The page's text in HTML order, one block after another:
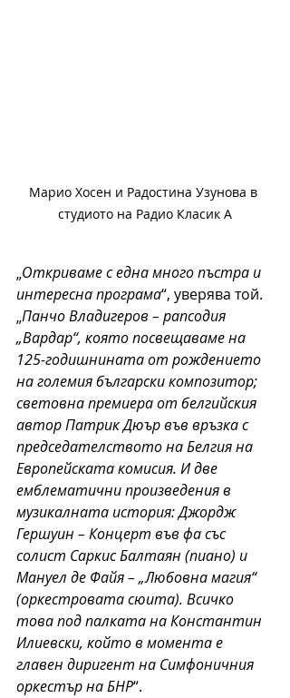
Марио Хосен и Радостина Узунова в
студиото на Радио Класик А
„Откриваме с една много пъстра и
интересна програма“, уверява той.
„Панчо Владигеров – рапсодия
„Вардар“, която посвещаваме на
125-годишнината от рождението
на големия български композитор;
световна премиера от белгийския
автор Патрик Дюър във връзка с
председателството на Белгия на
Европейската комисия. И две
емблематични произведения в
музикалната история: Джордж
Гершуин – Концерт във фа със
солист Саркис Балтаян (пиано) и
Мануел де Файя – „Любовна магия“
(оркестровата сюита). Всичко
това под палката на Константин
Илиевски, който в момента е
главен диригент на Симфоничния
оркестър на БНР“.